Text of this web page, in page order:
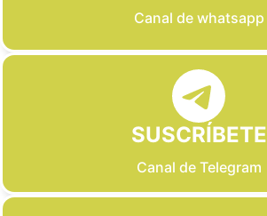
Canal de whatsapp
SUSCRÍBETE
Canal de Telegram